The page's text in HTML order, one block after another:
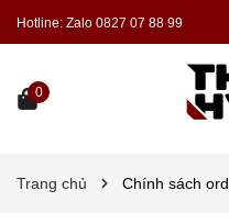
Hotline: Zalo 0827 07 88 99
0
Trang chủ Chính sách